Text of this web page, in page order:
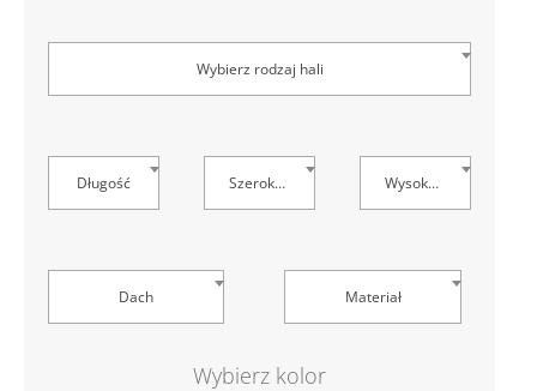
Wybierz rodzaj hali
Długość Szerokość Wysokość
Dach Materiał
Wybierz kolor